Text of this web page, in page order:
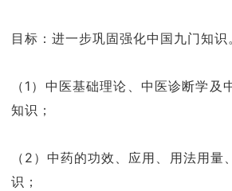
目标：进一步巩固强化中国九门知
（1）中医基础理论、中医诊断学及
知识；
（2）中药的功效、应用、用法用量
识；